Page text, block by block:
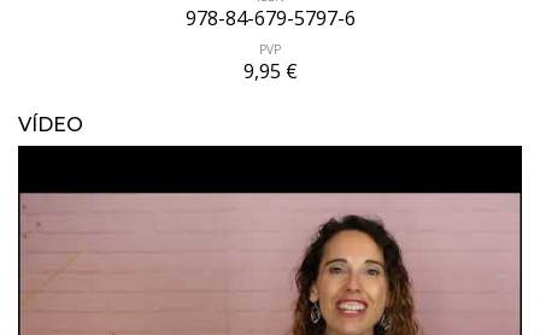
978-84-679-5797-6
PVP
9,95 €
VÍDEO